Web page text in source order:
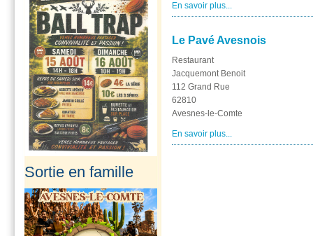
En savoir plus...
Le Pavé Avesnois
Restaurant
Jacquemont Benoit
112 Grand Rue
62810
Avesnes-le-Comte
En savoir plus...
travers son Centre
de...
En savoir plus...
Un stage de pré-rentrée
ouvert aux...
Les 27 et 28 août
2026 au stade
d’Avesnes-le-Comte
de...
En savoir plus...
Sortie en famille